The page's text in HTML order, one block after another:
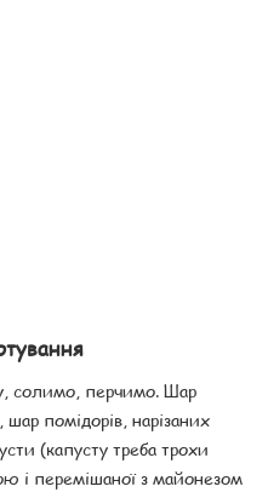
солимо, перчимо. Шар
помідорів, нарізаних
(капусту треба трохи
і перемішаної з майонезом